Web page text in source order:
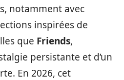
notamment avec
inspirées de
que Friends,
persistante et d’un
En 2026, cet